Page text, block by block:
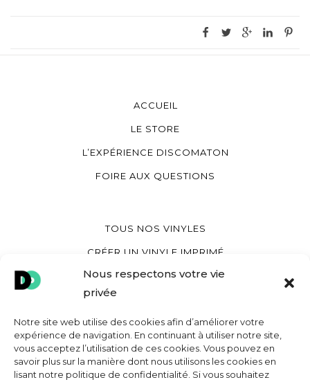
Nous respectons votre vie
privée
Notre site web utilise des cookies afin d’améliorer votre
expérience de navigation. En continuant à utiliser notre site,
vous acceptez l’utilisation de ces cookies. Vous pouvez en
savoir plus sur la manière dont nous utilisons les cookies en
lisant notre politique de confidentialité. Si vous souhaitez
ACCUEIL
LE STORE
L’EXPÉRIENCE DISCOMATON
FOIRE AUX QUESTIONS
TOUS NOS VINYLES
CRÉER UN VINYLE IMPRIMÉ
CRÉER UN VINYLE COEUR
CRÉER UNE POCHETTE VINYLE
MON COMPTE
CONTACT